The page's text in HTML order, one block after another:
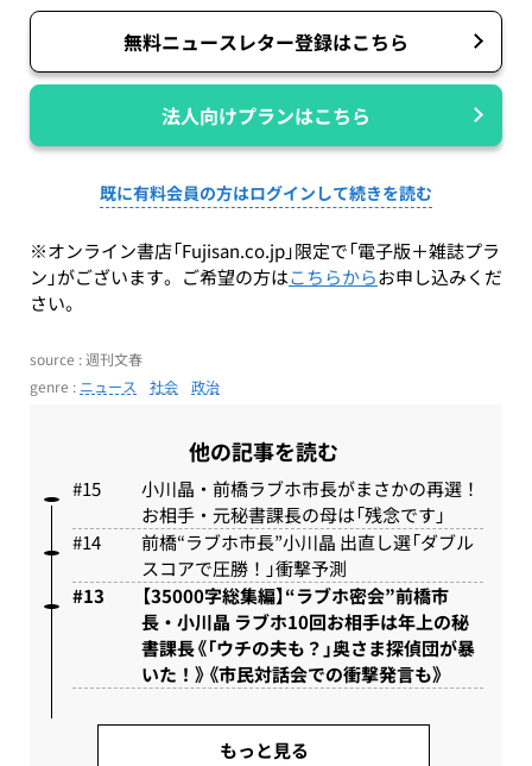
無料ニュースレター登録はこちら
法人向けプランはこちら
既に有料会員の方はログインして続きを読む
※オンライン書店「Fujisan.co.jp」限定で「電子版＋雑誌プラ
ン」がございます。ご希望の方はこちらからお申し込みくだ
さい。
source : 週刊文春
genre : ニュース 社会 政治
他の記事を読む
小川晶・前橋ラブホ市長がまさかの再選！
お相手・元秘書課長の母は「残念です」
前橋“ラブホ市長”小川晶 出直し選「ダブル
スコアで圧勝！」衝撃予測
【35000字総集編】“ラブホ密会”前橋市
長・小川晶 ラブホ10回お相手は年上の秘
書課長《「ウチの夫も？」奥さま探偵団が暴
いた！》《市民対話会での衝撃発言も》
もっと見る